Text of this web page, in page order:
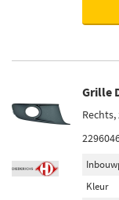
Grille
Kleur